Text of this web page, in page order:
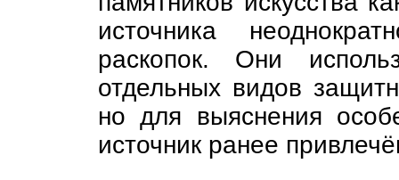
источника
раскопок. Они
отдельных видов
но для выяснения
источник ранее